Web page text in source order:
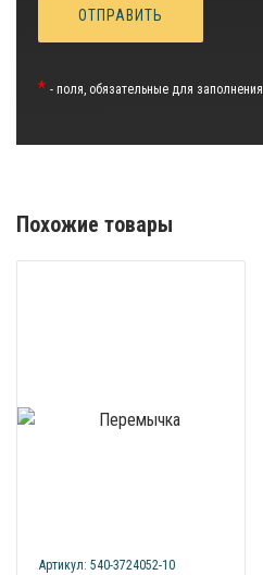
* - поля, обязательные для заполнения
Похожие товары
Артикул: 540-3724052-10